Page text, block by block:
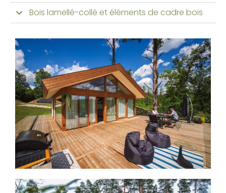
Bois lamellé-collé et éléments de cadre bois